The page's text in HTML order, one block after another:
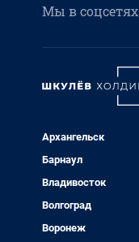
Мы в соцсетях
Архангельск
Барнаул
Владивосток
Волгоград
Воронеж